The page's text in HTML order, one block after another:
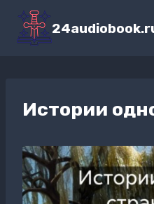
Перейти
содержимому
Истории